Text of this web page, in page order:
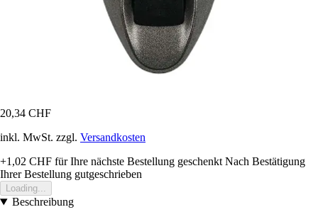
20,34 CHF
inkl. MwSt. zzgl. Versandkosten
+1,02 CHF für Ihre nächste Bestellung geschenkt Nach Bestätigung
Ihrer Bestellung gutgeschrieben
Loading...
Beschreibung